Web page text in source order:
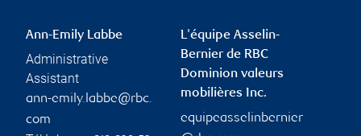
Ann-Emily Labbe
Administrative
Assistant
ann-emily.labbe@rbc.
com
L'équipe Asselin-
Bernier de RBC
Dominion valeurs
mobilières Inc.
equipeasselinbernier